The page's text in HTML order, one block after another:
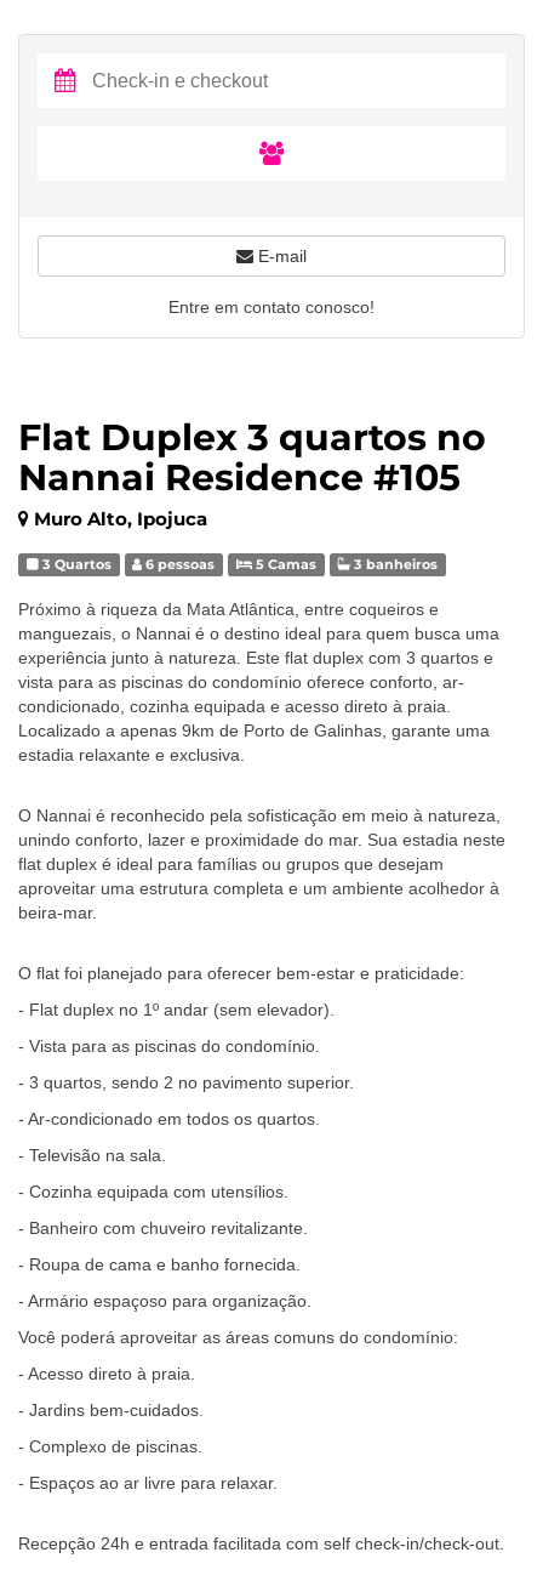
Flat Duplex 3 quartos no
Nannai Residence #105
Muro Alto, Ipojuca
3 Quartos 6 pessoas 5 Camas 3 banheiros
Próximo à riqueza da Mata Atlântica, entre coqueiros e
manguezais, o Nannai é o destino ideal para quem busca uma
experiência junto à natureza. Este flat duplex com 3 quartos e
vista para as piscinas do condomínio oferece conforto, ar-
condicionado, cozinha equipada e acesso direto à praia.
Localizado a apenas 9km de Porto de Galinhas, garante uma
estadia relaxante e exclusiva.
O Nannai é reconhecido pela sofisticação em meio à natureza,
unindo conforto, lazer e proximidade do mar. Sua estadia neste
flat duplex é ideal para famílias ou grupos que desejam
aproveitar uma estrutura completa e um ambiente acolhedor à
beira-mar.
O flat foi planejado para oferecer bem-estar e praticidade:
- Flat duplex no 1º andar (sem elevador).
- Vista para as piscinas do condomínio.
- 3 quartos, sendo 2 no pavimento superior.
- Ar-condicionado em todos os quartos.
- Televisão na sala.
- Cozinha equipada com utensílios.
- Banheiro com chuveiro revitalizante.
- Roupa de cama e banho fornecida.
- Armário espaçoso para organização.
Você poderá aproveitar as áreas comuns do condomínio:
- Acesso direto à praia.
- Jardins bem-cuidados.
- Complexo de piscinas.
- Espaços ao ar livre para relaxar.
Recepção 24h e entrada facilitada com self check-in/check-out.
E-mail
Entre em contato conosco!